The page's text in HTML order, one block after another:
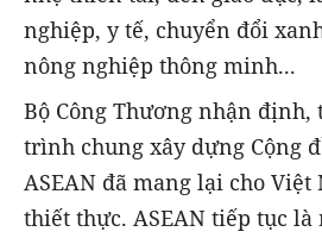
nghiệp, y tế, chuyển đổi
nông nghiệp thông minh...
Bộ Công Thương nhận định,
trình chung xây dựng Cộng
ASEAN đã mang lại cho
thiết thực. ASEAN tiếp tục